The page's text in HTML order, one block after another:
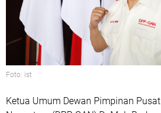
Foto: ist
Ketua Umum Dewan Pimpinan